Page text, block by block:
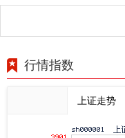
行情指数
上证走势